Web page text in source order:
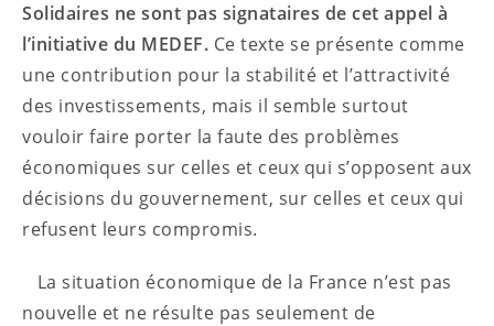
Solidaires ne sont pas signataires de cet appel à
l’initiative du MEDEF. Ce texte se présente comme
une contribution pour la stabilité et l’attractivité
des investissements, mais il semble surtout
vouloir faire porter la faute des problèmes
économiques sur celles et ceux qui s’opposent aux
décisions du gouvernement, sur celles et ceux qui
refusent leurs compromis.
La situation économique de la France n’est pas
nouvelle et ne résulte pas seulement de